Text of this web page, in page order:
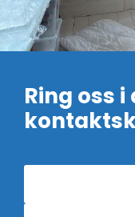
Ring oss